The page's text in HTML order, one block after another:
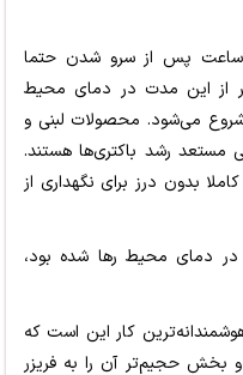
همیشه غذای باقی‌مانده را کمتر از ۲ ساعت پس از سرو شدن حتما
از این مدت در دمای محیط
شروع می‌شود. محصولات لبنی و
مستعد رشد باکتری‌ها هستند.
بدون درز برای نگهداری از
بیش از ۲ ساعت در دمای محیط رها شده بود،
کار این است که
بخش حجیم‌تر آن را به فریزر